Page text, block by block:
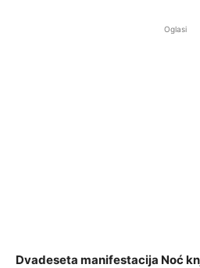
Oglasi
Dvadeseta manifestacija Noć